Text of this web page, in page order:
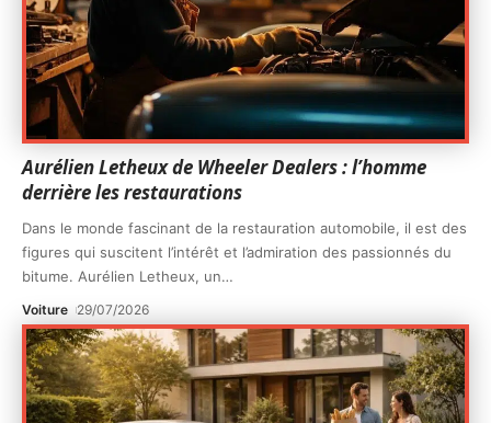
Aurélien Letheux de Wheeler Dealers : l’homme
derrière les restaurations
Dans le monde fascinant de la restauration automobile, il est des
figures qui suscitent l’intérêt et l’admiration des passionnés du
bitume. Aurélien Letheux, un…
Voiture 29/07/2026